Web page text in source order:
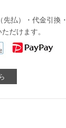
払）・代金引換・
だけます。